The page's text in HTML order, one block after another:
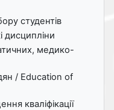
студентів
дисципліни
медико-
/ Education of
кваліфікації